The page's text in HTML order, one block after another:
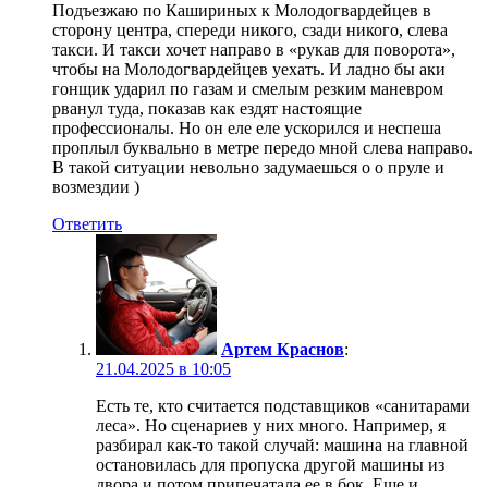
Подъезжаю по Кашириных к Молодогвардейцев в
сторону центра, спереди никого, сзади никого, слева
такси. И такси хочет направо в «рукав для поворота»,
чтобы на Молодогвардейцев уехать. И ладно бы аки
гонщик ударил по газам и смелым резким маневром
рванул туда, показав как ездят настоящие
профессионалы. Но он еле еле ускорился и неспеша
проплыл буквально в метре передо мной слева направо.
В такой ситуации невольно задумаешься о о пруле и
возмездии )
Ответить
Артем Краснов:
21.04.2025 в 10:05
Есть те, кто считается подставщиков «санитарами
леса». Но сценариев у них много. Например, я
разбирал как-то такой случай: машина на главной
остановилась для пропуска другой машины из